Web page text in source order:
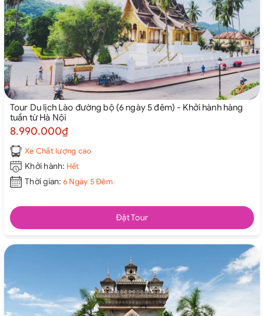
Tour Du lịch Lào đường bộ (6 ngày 5 đêm) - Khởi hành hàng
tuần từ Hà Nội
8.990.000₫
Xe Chất lượng cao
Khởi hành: Hết
Thời gian: 6 Ngày 5 Đêm
Đặt Tour